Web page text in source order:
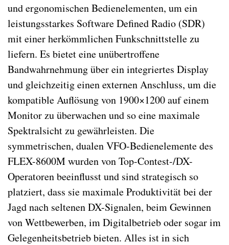
und ergonomischen Bedienelementen, um ein
leistungsstarkes Software Defined Radio (SDR)
mit einer herkömmlichen Funkschnittstelle zu
liefern. Es bietet eine unübertroffene
Bandwahrnehmung über ein integriertes Display
und gleichzeitig einen externen Anschluss, um die
kompatible Auflösung von 1900×1200 auf einem
Monitor zu überwachen und so eine maximale
Spektralsicht zu gewährleisten. Die
symmetrischen, dualen VFO-Bedienelemente des
FLEX-8600M wurden von Top-Contest-/DX-
Operatoren beeinflusst und sind strategisch so
platziert, dass sie maximale Produktivität bei der
Jagd nach seltenen DX-Signalen, beim Gewinnen
von Wettbewerben, im Digitalbetrieb oder sogar im
Gelegenheitsbetrieb bieten. Alles ist in sich